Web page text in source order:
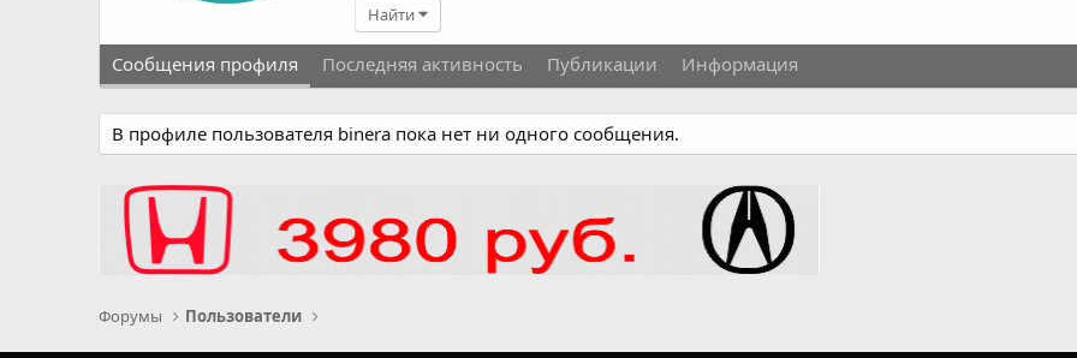
Найти
Сообщения профиля Последняя активность Публикации Информация
В профиле пользователя binera пока нет ни одного сообщения.
Форумы Пользователи